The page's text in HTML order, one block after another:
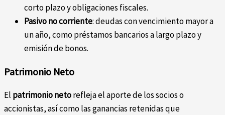
corto plazo y obligaciones fiscales.
Pasivo no corriente: deudas con vencimiento mayor a
un año, como préstamos bancarios a largo plazo y
emisión de bonos.
Patrimonio Neto
El patrimonio netorefleja el aporte de los socios o
accionistas, así como las ganancias retenidas que